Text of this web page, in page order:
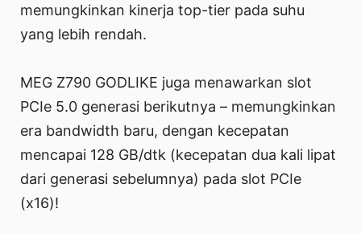
memungkinkan kinerja top-tier pada suhu
yang lebih rendah.
MEG Z790 GODLIKE juga menawarkan slot
PCIe 5.0 generasi berikutnya – memungkinkan
era bandwidth baru, dengan kecepatan
mencapai 128 GB/dtk (kecepatan dua kali lipat
dari generasi sebelumnya) pada slot PCIe
(x16)!